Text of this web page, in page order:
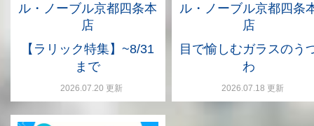
ル・ノーブル京都四条本
店
【ラリック特集】~8/31
まで
2026.07.20 更新
ル・ノーブル京都四条
店
目で愉しむガラスのう
わ
2026.07.18 更新